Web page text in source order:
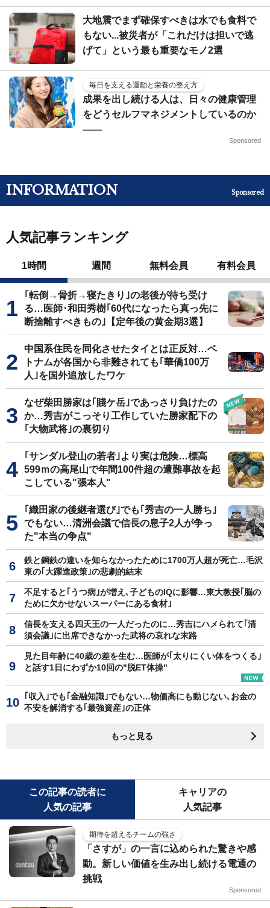
大地震でまず確保すべきは水でも食料で
もない...被災者が「これだけは担いで逃
げて」という最も重要なモノ2選
毎日を支える運動と栄養の整え方
成果を出し続ける人は、日々の健康管理
をどうセルフマネジメントしているのか
——
Sponsored
INFORMATION Sponsored
人気記事ランキング
1時間 週間 無料会員 有料会員
｢転倒→骨折→寝たきり｣の老後が待ち受け
る…医師･和田秀樹｢60代になったら真っ先に
断捨離すべきもの｣【定年後の黄金期3選】
中国系住民を同化させたタイとは正反対…ベ
トナムが各国から非難されても｢華僑100万
人｣を国外追放したワケ
なぜ柴田勝家は｢賤ケ岳｣であっさり負けたの
か…秀吉がこっそり工作していた勝家配下の
｢大物武将｣の裏切り
｢サンダル登山の若者｣より実は危険…標高
599ｍの高尾山で年間100件超の遭難事故を起
こしている"張本人"
｢織田家の後継者選び｣でも｢秀吉の一人勝ち｣
でもない…清洲会議で信長の息子2人が争っ
た"本当の争点"
鉄と鋼鉄の違いを知らなかったために1700万人超が死亡…毛沢
東の｢大躍進政策｣の悲劇的結末
不足すると｢うつ病｣が増え､子どものIQに影響…東大教授｢脳の
ために欠かせないスーパーにある食材｣
信長を支える四天王の一人だったのに…秀吉にハメられて｢清
須会議｣に出席できなかった武将の哀れな末路
見た目年齢に40歳の差を生む…医師が｢太りにくい体をつくる｣
と話す1日にわずか10回の"脱ET体操"
｢収入｣でも｢金融知識｣でもない…物価高にも動じない､お金の
不安を解消する｢最強資産｣の正体
もっと見る
この記事の読者に
人気の記事
キャリアの
人気記事
期待を超えるチームの強さ
「さすが」の一言に込められた驚きや感
動。新しい価値を生み出し続ける電通の
挑戦
Sponsored